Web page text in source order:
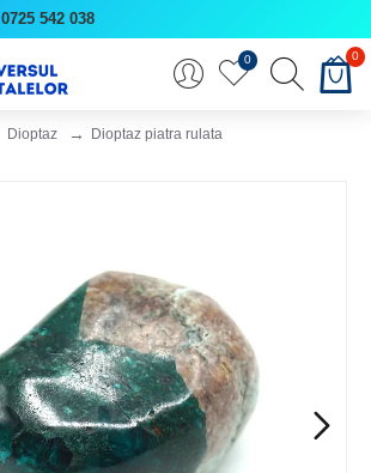
0725 542 038
0 0
Dioptaz Dioptaz piatra rulata